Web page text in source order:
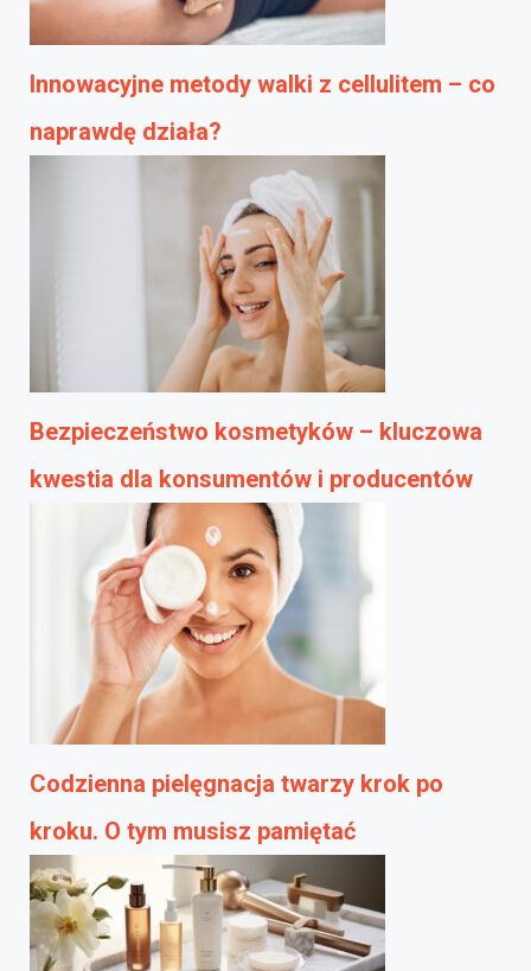
Innowacyjne metody walki z cellulitem – co
naprawdę działa?
Bezpieczeństwo kosmetyków – kluczowa
kwestia dla konsumentów i producentów
Codzienna pielęgnacja twarzy krok po
kroku. O tym musisz pamiętać